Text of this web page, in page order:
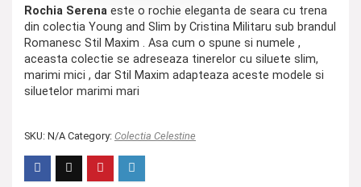
Rochia Serena este o rochie eleganta de seara cu trena
din colectia Young and Slim by Cristina Militaru sub brandul
Romanesc Stil Maxim . Asa cum o spune si numele ,
aceasta colectie se adreseaza tinerelor cu siluete slim,
marimi mici , dar Stil Maxim adapteaza aceste modele si
siluetelor marimi mari
SKU: N/A Category: Colectia Celestine